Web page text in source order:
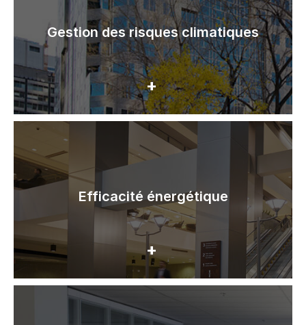
Gestion des risques climatiques
Efficacité énergétique